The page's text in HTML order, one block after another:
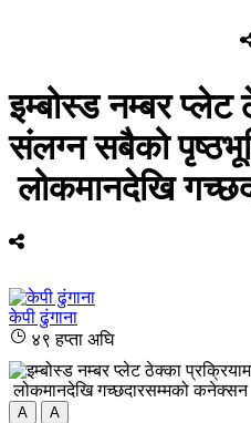
इम्बोस्ड नम्बर प्लेट
संलग्न सबैको
लोकमानदेखि
केपी ढुंगाना
४९ हप्ता अघि
A A